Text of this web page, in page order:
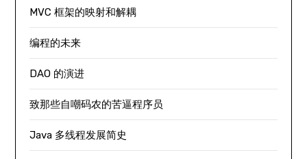
MVC 框架的映射和解耦
编程的未来
DAO 的演进
致那些自嘲码农的苦逼程序员
Java 多线程发展简史